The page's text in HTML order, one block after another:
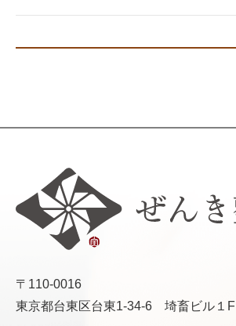
〒110-0016
東京都台東区台東1-34-6 埼畜ビル１F